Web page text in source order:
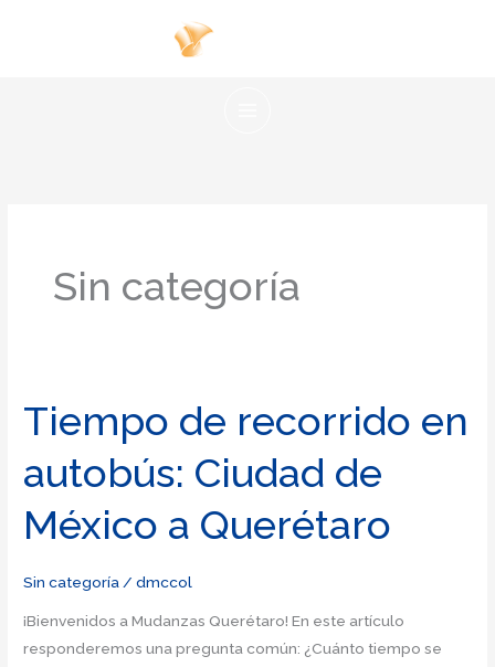
Sin categoría
Tiempo de recorrido en
autobús: Ciudad de
México a Querétaro
Sin categoría /dmccol
¡Bienvenidos a Mudanzas Querétaro! En este artículo
responderemos una pregunta común: ¿Cuánto tiempo se